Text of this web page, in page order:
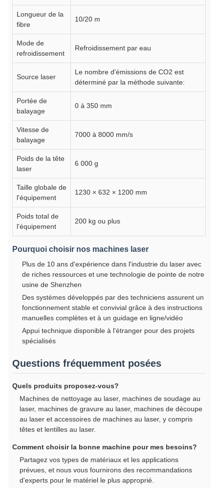
Longueur de la
fibre
10/20 m
Mode de
refroidissement
Refroidissement par eau
Source laser
Le nombre d'émissions de CO2 est
déterminé par la méthode suivante:
Portée de
balayage
0 à 350 mm
Vitesse de
balayage
7000 à 8000 mm/s
Poids de la tête
laser
6 000 g
Taille globale de
l'équipement
1230 × 632 × 1200 mm
Poids total de
l'équipement
200 kg ou plus
Pourquoi choisir nos machines laser
Plus de 10 ans d'expérience dans l'industrie du laser avec
de riches ressources et une technologie de pointe de notre
usine de Shenzhen
Des systèmes développés par des techniciens assurent un
fonctionnement stable et convivial grâce à des instructions
manuelles complètes et à un guidage en ligne/vidéo
Appui technique disponible à l'étranger pour des projets
spécialisés
Questions fréquemment posées
Quels produits proposez-vous?
Machines de nettoyage au laser, machines de soudage au
laser, machines de gravure au laser, machines de découpe
au laser et accessoires de machines au laser, y compris
têtes et lentilles au laser.
Comment choisir la bonne machine pour mes besoins?
Partagez vos types de matériaux et les applications
prévues, et nous vous fournirons des recommandations
d'experts pour le matériel le plus approprié.